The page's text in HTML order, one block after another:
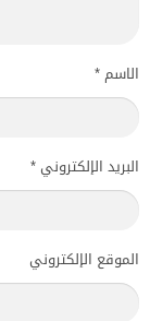
الاسم*
البريد الإلكتروني *
الموقع الإلكتروني